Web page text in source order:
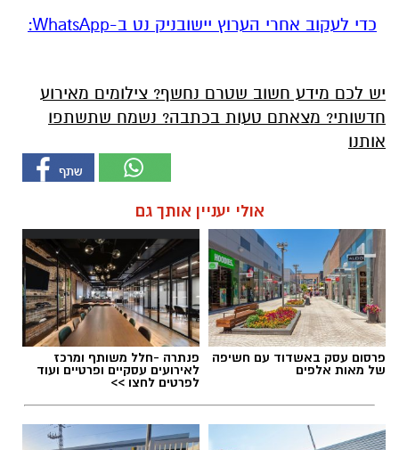
‏כדי לעקוב אחרי הערוץ יישובניק נט ב-WhatsApp:‏‏‏
יש לכם מידע חשוב שטרם נחשף? צילומים מאירוע
חדשותי? מצאתם טעות בכתבה? נשמח שתשתפו
אותנו
אולי יעניין אותך גם
פרסום עסק באשדוד עם חשיפה
של מאות אלפים
פנתרה -חלל משותף ומרכז
לאירועים עסקיים ופרטיים ועוד
לפרטים לחצו >>